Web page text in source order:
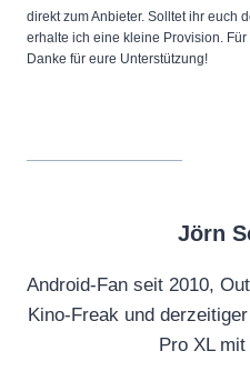
direkt zum Anbieter. Solltet ihr euch
erhalte ich eine kleine Provision.
Danke für eure Unterstützung!
Jörn
Android-Fan seit 2010,
Kino-Freak und
Pro XL